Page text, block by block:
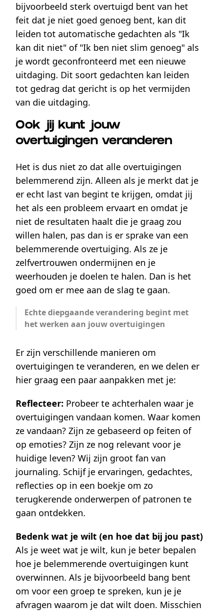
bijvoorbeeld sterk overtuigd bent van het
feit dat je niet goed genoeg bent, kan dit
leiden tot automatische gedachten als "Ik
kan dit niet" of "Ik ben niet slim genoeg" als
je wordt geconfronteerd met een nieuwe
uitdaging. Dit soort gedachten kan leiden
tot gedrag dat gericht is op het vermijden
van die uitdaging.
Ook jij kunt jouw
overtuigingen veranderen
Het is dus niet zo dat alle overtuigingen
belemmerend zijn. Alleen als je merkt dat je
er echt last van begint te krijgen, omdat jij
het als een probleem ervaart en omdat je
niet de resultaten haalt die je graag zou
willen halen, pas dan is er sprake van een
belemmerende overtuiging. Als ze je
zelfvertrouwen ondermijnen en je
weerhouden je doelen te halen. Dan is het
goed om er mee aan de slag te gaan.
Echte diepgaande verandering begint met
het werken aan jouw overtuigingen
Er zijn verschillende manieren om
overtuigingen te veranderen, en we delen er
hier graag een paar aanpakken met je:
Reflecteer: Probeer te achterhalen waar je
overtuigingen vandaan komen. Waar komen
ze vandaan? Zijn ze gebaseerd op feiten of
op emoties? Zijn ze nog relevant voor je
huidige leven? Wij zijn groot fan van
journaling. Schijf je ervaringen, gedachtes,
reflecties op in een boekje om zo
terugkerende onderwerpen of patronen te
gaan ontdekken.
Bedenk wat je wilt (en hoe dat bij jou past)
Als je weet wat je wilt, kun je beter bepalen
hoe je belemmerende overtuigingen kunt
overwinnen. Als je bijvoorbeeld bang bent
om voor een groep te spreken, kun je je
afvragen waarom je dat wilt doen. Misschien